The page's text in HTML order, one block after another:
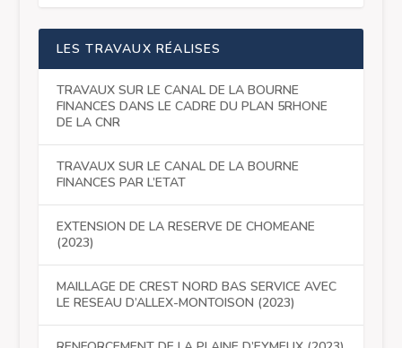
LES TRAVAUX RÉALISES
TRAVAUX SUR LE CANAL DE LA BOURNE
FINANCES DANS LE CADRE DU PLAN 5RHONE
DE LA CNR
TRAVAUX SUR LE CANAL DE LA BOURNE
FINANCES PAR L’ETAT
EXTENSION DE LA RESERVE DE CHOMEANE
(2023)
MAILLAGE DE CREST NORD BAS SERVICE AVEC
LE RESEAU D’ALLEX-MONTOISON (2023)